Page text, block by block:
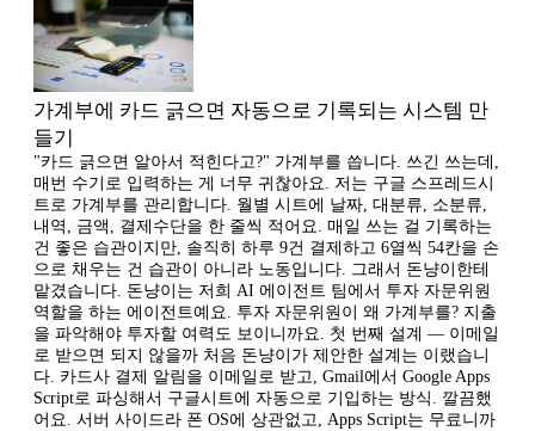
가계부에 카드 긁으면 자동으로 기록되는 시스템 만
들기
"카드 긁으면 알아서 적힌다고?" 가계부를 씁니다. 쓰긴 쓰는데,
매번 수기로 입력하는 게 너무 귀찮아요. 저는 구글 스프레드시
트로 가계부를 관리합니다. 월별 시트에 날짜, 대분류, 소분류,
내역, 금액, 결제수단을 한 줄씩 적어요. 매일 쓰는 걸 기록하는
건 좋은 습관이지만, 솔직히 하루 9건 결제하고 6열씩 54칸을 손
으로 채우는 건 습관이 아니라 노동입니다. 그래서 돈냥이한테
맡겼습니다. 돈냥이는 저희 AI 에이전트 팀에서 투자 자문위원
역할을 하는 에이전트예요. 투자 자문위원이 왜 가계부를? 지출
을 파악해야 투자할 여력도 보이니까요. 첫 번째 설계 — 이메일
로 받으면 되지 않을까 처음 돈냥이가 제안한 설계는 이랬습니
다. 카드사 결제 알림을 이메일로 받고, Gmail에서 Google Apps
Script로 파싱해서 구글시트에 자동으로 기입하는 방식. 깔끔했
어요. 서버 사이드라 폰 OS에 상관없고, Apps Script는 무료니까